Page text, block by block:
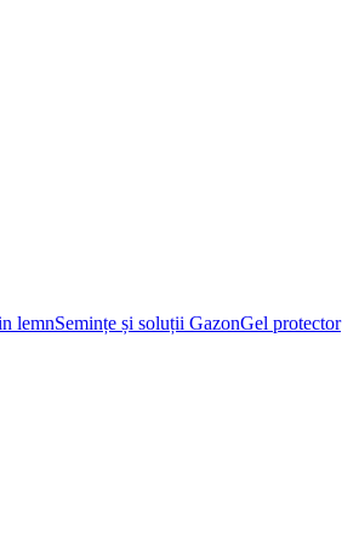
lemnSemințe și soluții GazonGel protector